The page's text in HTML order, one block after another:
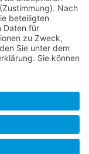
Versandkosten